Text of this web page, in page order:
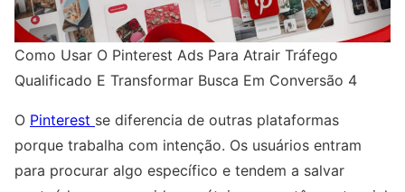
Como Usar O Pinterest Ads Para Atrair Tráfego
Qualificado E Transformar Busca Em Conversão 4
O Pinterest se diferencia de outras plataformas
porque trabalha com intenção. Os usuários entram
para procurar algo específico e tendem a salvar